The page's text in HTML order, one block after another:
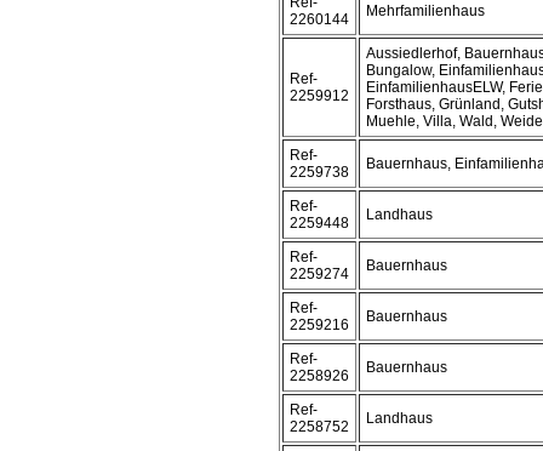
2260144
Mehrfamilienhaus
Ref-
2259912
Aussiedlerhof,
Bungalow,
EinfamilienhausELW,
Forsthaus, Grünland,
Muehle, Villa, Wald,
Ref-
2259738
Bauernhaus,
Ref-
2259448
Landhaus
Ref-
2259274
Bauernhaus
Ref-
2259216
Bauernhaus
Ref-
2258926
Bauernhaus
Ref-
2258752
Landhaus